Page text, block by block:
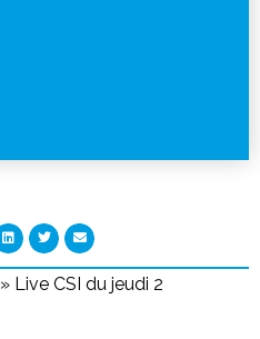
» Live CSI du jeudi 2